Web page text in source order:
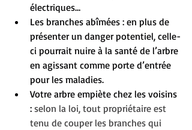
électriques…
Les branches abîmées : en plus de
présenter un danger potentiel, celle-
ci pourrait nuire à la santé de l’arbre
en agissant comme porte d’entrée
pour les maladies.
Votre arbre empiète chez les voisins
: selon la loi, tout propriétaire est
tenu de couper les branches qui